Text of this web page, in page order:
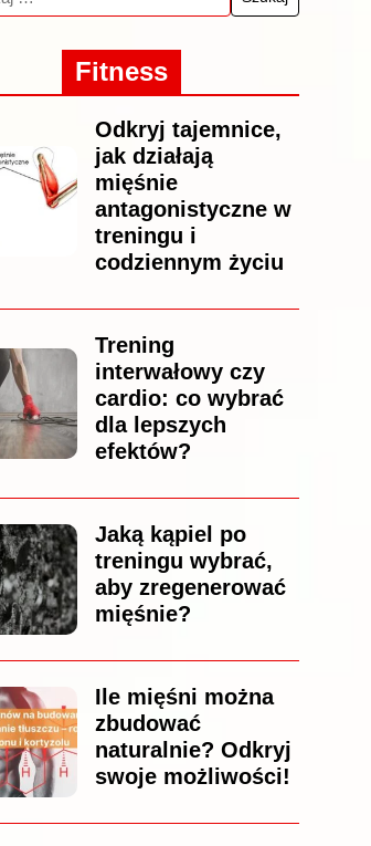
Fitness
Odkryj tajemnice,
jak działają
mięśnie
antagonistyczne w
treningu i
codziennym życiu
Trening
interwałowy czy
cardio: co wybrać
dla lepszych
efektów?
Jaką kąpiel po
treningu wybrać,
aby zregenerować
mięśnie?
Ile mięśni można
zbudować
naturalnie? Odkryj
swoje możliwości!